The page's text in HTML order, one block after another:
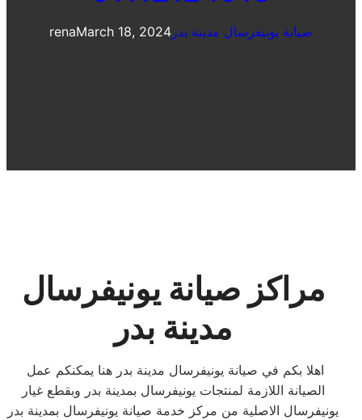
renaMarch 18, 2024 صيانة يونيفرسال مدينة بدر
مراكز صيانة يونيفرسال
مدينة بدر
الصيانة اللازمة لمنتجات يونيفرسال بمدينة بدر وبقطع غيار
يونيفرسال الاصلية من مركز خدمة صيانة يونيفرسال بمدينة بدر